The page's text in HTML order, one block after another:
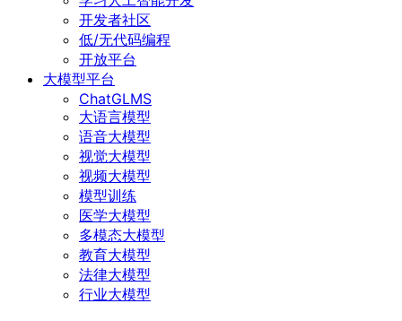
开发者社区
低/无代码编程
开放平台
大模型平台
ChatGLMS
大语言模型
语音大模型
视觉大模型
视频大模型
模型训练
医学大模型
多模态大模型
教育大模型
法律大模型
行业大模型